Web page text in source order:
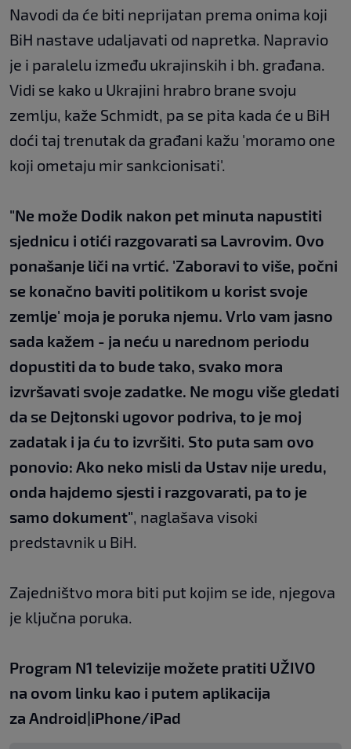
Navodi da će biti neprijatan prema onima koji
BiH nastave udaljavati od napretka. Napravio
je i paralelu između ukrajinskih i bh. građana.
Vidi se kako u Ukrajini hrabro brane svoju
zemlju, kaže Schmidt, pa se pita kada će u BiH
doći taj trenutak da građani kažu 'moramo one
koji ometaju mir sankcionisati'.
"Ne može Dodik nakon pet minuta napustiti
sjednicu i otići razgovarati sa Lavrovim. Ovo
ponašanje liči na vrtić. 'Zaboravi to više, počni
se konačno baviti politikom u korist svoje
zemlje' moja je poruka njemu. Vrlo vam jasno
sada kažem - ja neću u narednom periodu
dopustiti da to bude tako, svako mora
izvršavati svoje zadatke. Ne mogu više gledati
da se Dejtonski ugovor podriva, to je moj
zadatak i ja ću to izvršiti. Sto puta sam ovo
ponovio: Ako neko misli da Ustav nije uredu,
onda hajdemo sjesti i razgovarati, pa to je
samo dokument", naglašava visoki
predstavnik u BiH.
Zajedništvo mora biti put kojim se ide, njegova
je ključna poruka.
Program N1 televizije možete pratiti UŽIVO
na ovom linku kao i putem aplikacija
za Android|iPhone/iPad